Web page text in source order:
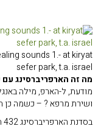
sounds 1.- at kiryat
sefer park, t.a. israel
מה זה הארפריברסינג
מודעת, ל-הארפ, מילה
ושירת מרפא ? – כשמה כן